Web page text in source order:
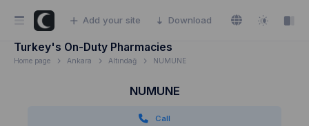
Add your site Download
Turkey's On-Duty Pharmacies
Home page Ankara Altındağ NUMUNE
NUMUNE
Call